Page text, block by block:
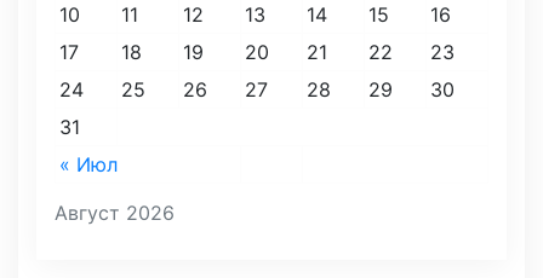
Август 2026
« Июл
10
11 12 13 14 15
16
17
18 19 20 21 22
23
24
25 26 27 28 29
30
31